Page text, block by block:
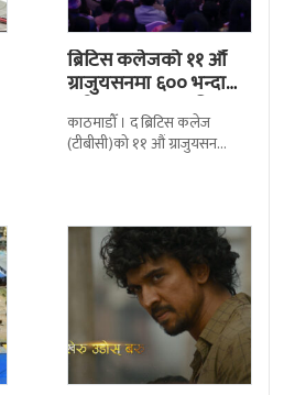
ब्रिटिस कलेजको ११ औँ
ग्राजुयसनमा ६०० भन्दा
बढी ग्राजुयट सम्मानित
काठमाडौँ । द ब्रिटिस कलेज
(टीबीसी)को ११ औं ग्राजुयसन